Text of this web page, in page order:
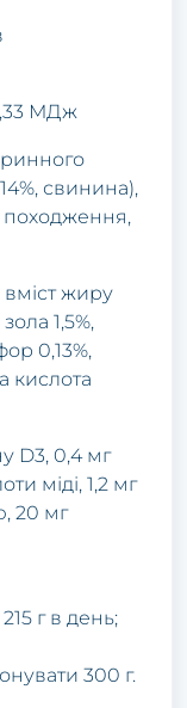
МДж
свинина),
походження,
вміст жиру
1,5%,
0,13%,
кислота
D3, 0,4 мг
міді, 1,2 мг
20 мг
г в день;
300 г.